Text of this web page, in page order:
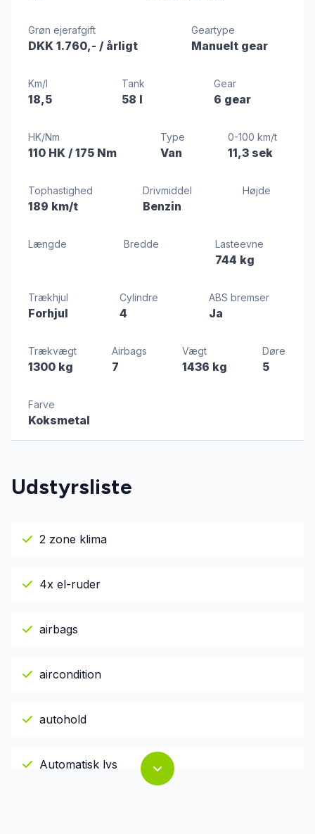
Grøn ejerafgift
DKK 1.760,- / årligt
Geartype
Manuelt gear
Km/l
18,5
Tank
58 l
Gear
6 gear
HK/Nm
110 HK / 175 Nm
Type
Van
0-100 km/t
11,3 sek
Tophastighed
189 km/t
Drivmiddel
Benzin
Højde
Længde Bredde Lasteevne
744 kg
Trækhjul
Forhjul
Cylindre
4
ABS bremser
Ja
Trækvægt
1300 kg
Airbags
7
Vægt
1436 kg
Døre
5
Farve
Koksmetal
Udstyrsliste
2 zone klima
4x el-ruder
airbags
aircondition
autohold
Automatisk lys